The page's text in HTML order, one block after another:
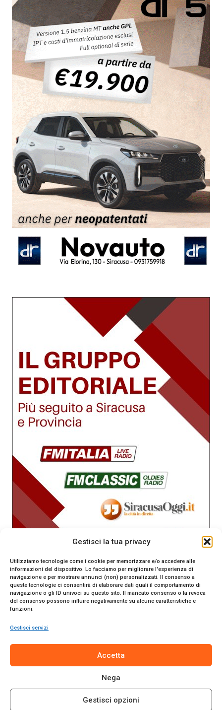
Gestisci la tua privacy
Utilizziamo tecnologie come i cookie per memorizzare e/o accedere alle
informazioni del dispositivo. Lo facciamo per migliorare l'esperienza di
navigazione e per mostrare annunci (non) personalizzati. Il consenso a
queste tecnologie ci consentirà di elaborare dati quali il comportamento di
navigazione o gli ID univoci su questo sito. Il mancato consenso o la revoca
del consenso possono influire negativamente su alcune caratteristiche e
funzioni.
Gestisci servizi
Accetta
Nega
Gestisci opzioni
Tribunale di Siracusa. Direttore responsabile Gianni Catania.
Editore Promo Italia s.r.l.
© 2024 Promo Italia S.r.l. Tutti i diritti riservati. | Sito web
realizzato daWeb-Arte.it
Cookie Policy|Termini e Condizioni